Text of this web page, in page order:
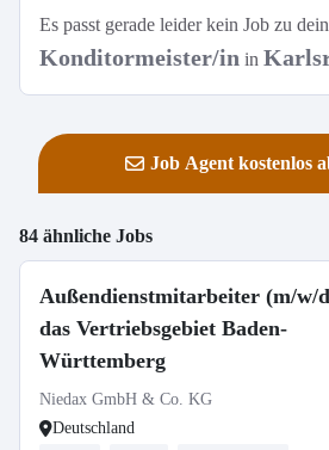
Es passt gerade leider kein Job zu
Konditormeister/in in
Job Agent kostenlos
84 ähnliche Jobs
Außendienstmitarbeiter (m/w/
das Vertriebsgebiet Baden-
Württemberg
Niedax GmbH & Co. KG
Deutschland